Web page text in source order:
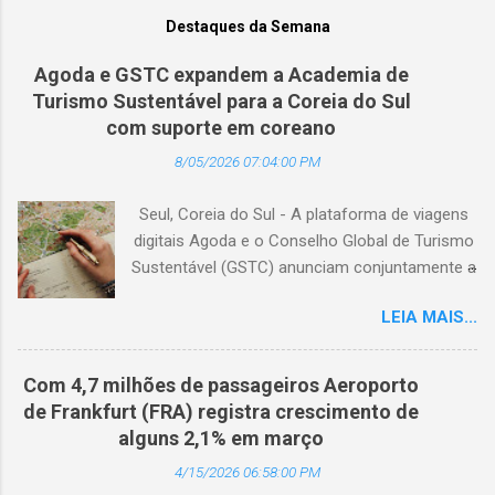
Destaques da Semana
Agoda e GSTC expandem a Academia de
Turismo Sustentável para a Coreia do Sul
com suporte em coreano
8/05/2026 07:04:00 PM
Seul, Coreia do Sul - A plataforma de viagens
digitais Agoda e o Conselho Global de Turismo
Sustentável (GSTC) anunciam conjuntamente a
para a Coreia do Sul, com suporte completo
em coreano. (Arquivo © BlogTurS) Este marco
surge no momento em que a Academia celebra
seu primeiro aniversário e ultrapassa a marca
de 3.000 usuários cadastrados, dando
continuidade à sua missão de apoiar
profissionais da hotelaria em toda a região,
LEIA MAIS...
Com 4,7 milhões de passageiros Aeroporto
de Frankfurt (FRA) registra crescimento de
alguns 2,1% em março
4/15/2026 06:58:00 PM